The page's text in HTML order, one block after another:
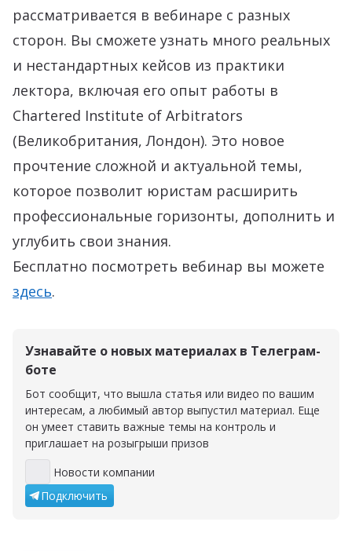
рассматривается в вебинаре с разных
сторон. Вы сможете узнать много реальных
и нестандартных кейсов из практики
лектора, включая его опыт работы в
Chartered Institute of Arbitrators
(Великобритания, Лондон). Это новое
прочтение сложной и актуальной темы,
которое позволит юристам расширить
профессиональные горизонты, дополнить и
углубить свои знания.
Бесплатно посмотреть вебинар вы можете
здесь.
Узнавайте о новых материалах в Телеграм-
боте
Бот сообщит, что вышла статья или видео по вашим
интересам, а любимый автор выпустил материал. Еще
он умеет ставить важные темы на контроль и
приглашает на розыгрыши призов
Новости компании
Новости компании
Подключить